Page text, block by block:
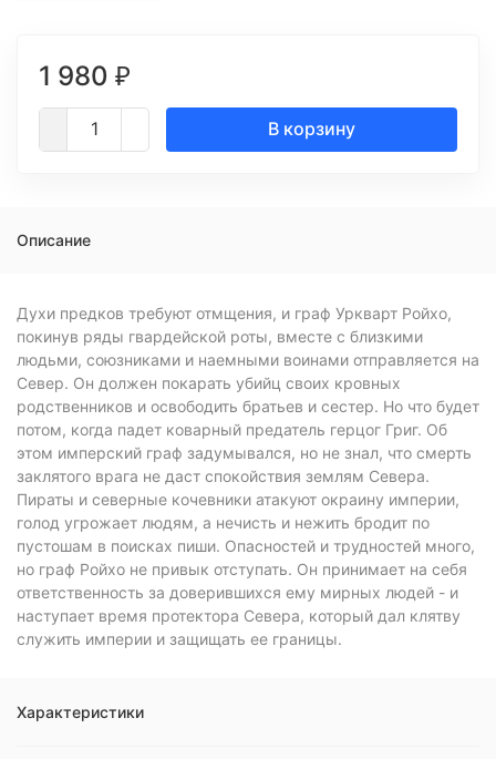
1 980 ₽
В корзину
Описание
Духи предков требуют отмщения, и граф Уркварт Ройхо,
покинув ряды гвардейской роты, вместе с близкими
людьми, союзниками и наемными воинами отправляется на
Север. Он должен покарать убийц своих кровных
родственников и освободить братьев и сестер. Но что будет
потом, когда падет коварный предатель герцог Григ. Об
этом имперский граф задумывался, но не знал, что смерть
заклятого врага не даст спокойствия землям Севера.
Пираты и северные кочевники атакуют окраину империи,
голод угрожает людям, а нечисть и нежить бродит по
пустошам в поисках пиши. Опасностей и трудностей много,
но граф Ройхо не привык отступать. Он принимает на себя
ответственность за доверившихся ему мирных людей - и
наступает время протектора Севера, который дал клятву
служить империи и защищать ее границы.
Характеристики